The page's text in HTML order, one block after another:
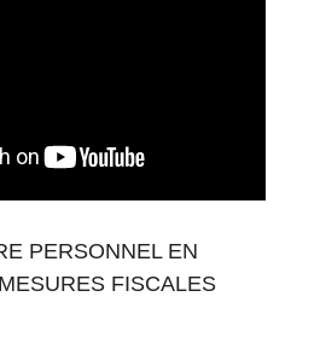
PERSONNEL EN
FISCALES